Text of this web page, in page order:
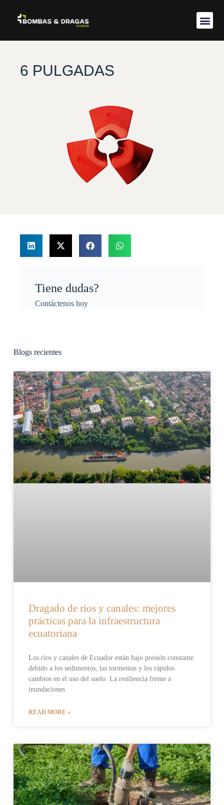
6 PULGADAS
Tiene dudas?
Contáctenos hoy
Blogs recientes
Dragado de ríos y canales: mejores
prácticas para la infraestructura
ecuatoriana
Los ríos y canales de Ecuador están bajo presión constante
debido a los sedimentos, las tormentas y los rápidos
cambios en el uso del suelo. La resiliencia frente a
inundaciones
READ MORE »